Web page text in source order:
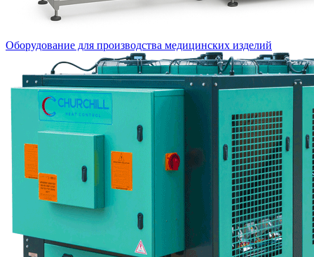
Оборудование для производства медицинских изделий